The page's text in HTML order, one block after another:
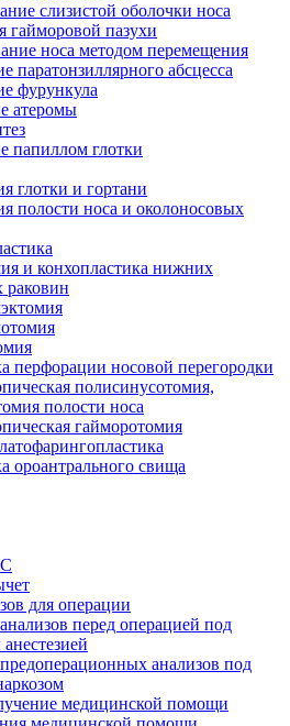
слизистой оболочки носа
гайморовой пазухи
носа методом перемещения
паратонзиллярного абсцесса
фурункула
атеромы
папиллом глотки
глотки и гортани
полости носа и околоносовых
и конхопластика нижних
раковин
перфорации носовой перегородки
полисинусотомия,
полости носа
гайморотомия
ороантрального свища
для операции
перед операцией под
анализов под
медицинской помощи